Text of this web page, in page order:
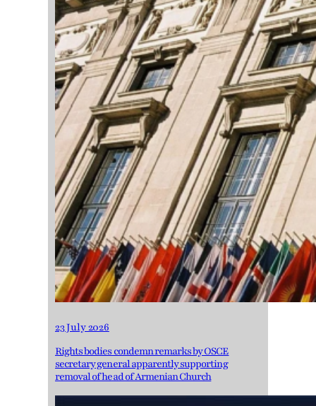
23 July 2026
Rights bodies condemn remarks by OSCE
secretary general apparently supporting
removal of head of Armenian Church